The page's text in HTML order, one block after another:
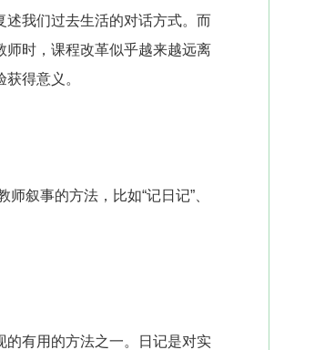
我们过去生活的对话方式。而
师时，课程改革似乎越来越远离
得意义。
叙事的方法，比如“记日记”、
有用的方法之一。日记是对实